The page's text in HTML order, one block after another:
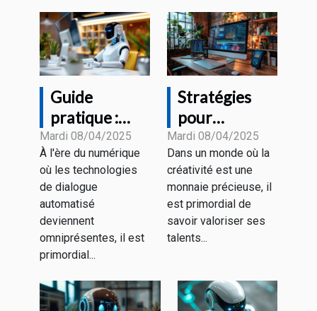
Guide
pratique :
Optimiser
votre
interaction
avec les
technologies
de dialogue
automatisé
Mardi 08/04/2025
À l'ère du numérique
où les technologies
de dialogue
automatisé
deviennent
omniprésentes, il est
primordial...
Stratégies
pour
monétiser
votre
créativité
avec des
outils de
génération de
d'image
Mardi 08/04/2025
Dans un monde où la
créativité est une
monnaie précieuse, il
est primordial de
savoir valoriser ses
talents...